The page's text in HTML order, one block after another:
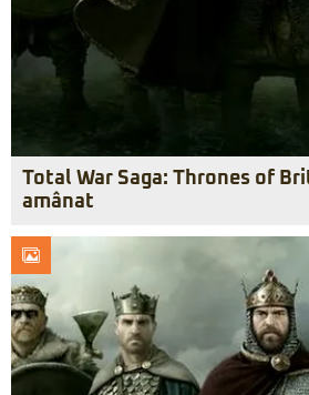
Total War Saga: Thrones of
amânat